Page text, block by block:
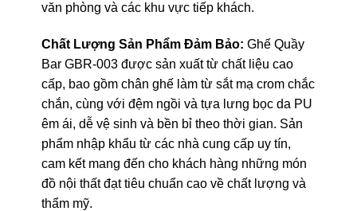
văn phòng và các khu vực tiếp khách.
Chất Lượng Sản Phẩm Đảm Bảo: Ghế Quầy
Bar GBR-003 được sản xuất từ chất liệu cao
cấp, bao gồm chân ghế làm từ sắt mạ crom chắc
chắn, cùng với đệm ngồi và tựa lưng bọc da PU
êm ái, dễ vệ sinh và bền bỉ theo thời gian. Sản
phẩm nhập khẩu từ các nhà cung cấp uy tín,
cam kết mang đến cho khách hàng những món
đồ nội thất đạt tiêu chuẩn cao về chất lượng và
thẩm mỹ.